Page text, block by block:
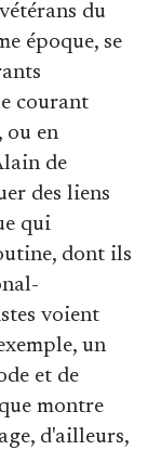
du
époque, se
courant
ou en
de
des liens
qui
dont ils
voient
un
et de
montre
d'ailleurs,